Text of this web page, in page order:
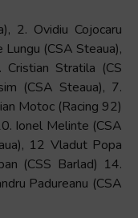
2. Ovidiu Cojocaru
Lungu (CSA Steaua),
Stratila (CS
(CSA Steaua), 7.
Motoc (Racing 92)
Ionel Melinte (CSA
12 Vladut Popa
(CSS Barlad) 14.
Padureanu (CSA